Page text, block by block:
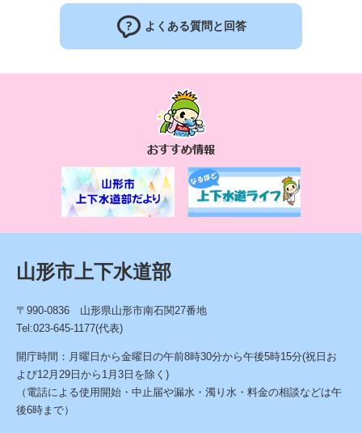
よくある質問と回答
す
め
情
報
山形市上下水道部
〒990-0836 山形県山形市南石関27番地
Tel:023-645-1177(代表)
開庁時間：月曜日から金曜日の午前8時30分から午後5時15分(祝日お
よび12月29日から1月3日を除く)
（電話による使用開始・中止届や漏水・濁り水・料金の相談などは午
後6時まで）